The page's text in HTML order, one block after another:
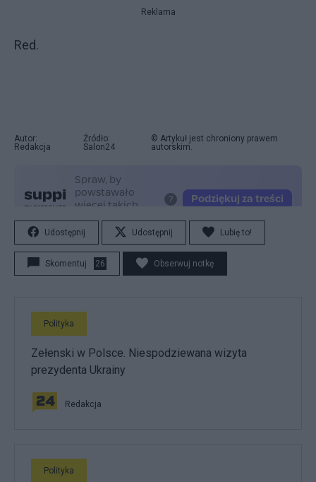
Reklama
Red.
Autor:
Redakcja
Źródło:
Salon24
© Artykuł jest chroniony prawem
autorskim.
Udostępnij Udostępnij Lubię to!
Skomentuj 26 Obserwuj notkę
Polityka
Zełenski w Polsce. Niespodziewana wizyta
prezydenta Ukrainy
Redakcja
Polityka